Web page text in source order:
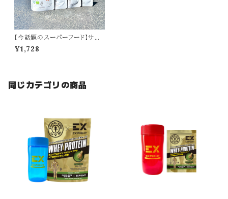
【今話題のスーパーフード】サジ
ードリンク（4日分）
¥1,728
同じカテゴリの商品